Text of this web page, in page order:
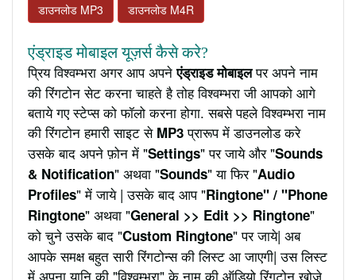
डाउनलोड MP3 डाउनलोड M4R
एंड्राइड मोबाइल यूज़र्स कैसे करे?
प्रिय विश्वम्भरा अगर आप अपनेएंड्राइड मोबाइलपर अपने नाम
की रिंगटोन सेट करना चाहते है तोह विश्वम्भरा जी आपको आगे
बताये गए स्टेप्स को फॉलो करना होगा. सबसे पहले विश्वम्भरा नाम
की रिंगटोन हमारी साइट से MP3प्रारूप में डाउनलोड करे
उसके बाद अपने फ़ोन में "Settings" पर जाये और "Sounds
& Notification" अथवा "Sounds" या फिर "Audio
Profiles" में जाये | उसके बाद आप "Ringtone" / "Phone
Ringtone" अथवा "General >> Edit >> Ringtone"
को चुने उसके बाद "Custom Ringtone" पर जाये| अब
आपके समक्ष बहुत सारी रिंगटोन्स की लिस्ट आ जाएगी| उस लिस्ट
में अपना यानि की "विश्वम्भरा" के नाम की ऑडियो रिंगटोन खोजे